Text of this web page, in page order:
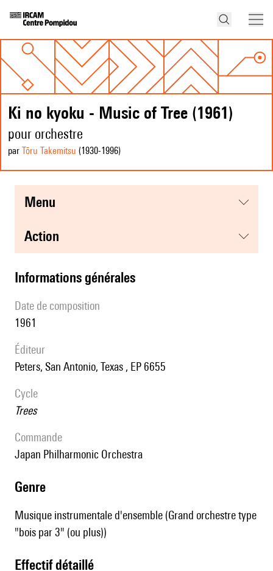
Ki no kyoku - Music of Tree (1961)
pour orchestre
par Tōru Takemitsu (1930-1996)
menu
action
informations générales
date de composition
1961
éditeur
Peters, San Antonio, Texas , EP 6655
Cycle
Trees
Commande
Japan Philharmonic Orchestra
genre
Musique instrumentale d'ensemble (Grand orchestre type
"bois par 3" (ou plus))
effectif détaillé